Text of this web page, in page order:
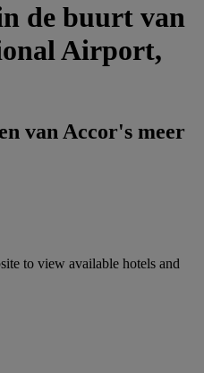
de buurt van
Airport,
van Accor's meer
to view available hotels and